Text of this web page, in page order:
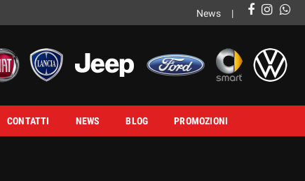
News
CONTATTI NEWS BLOG PROMOZIONI